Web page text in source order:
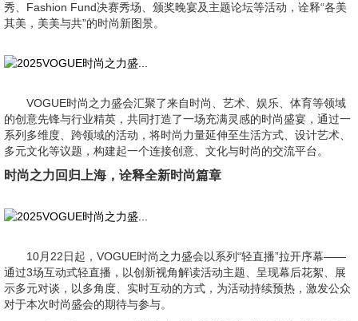
秀、Fashion Fund决赛秀场、颁奖晚宴及主题论坛等活动，诠释“各美
其美，美美与共”的时尚新图景。
VOGUE时尚之力盛会汇聚了来自时尚、艺术、娱乐、体育等领域
的创意先锋与行业精英，共同打造了一场充满灵感的时尚盛宴，通过一
系列多维度、跨领域的活动，将时尚力量延伸至生活方式、设计艺术、
多元文化等议题，构建起一个连接创意、文化与时尚的交流平台。
时尚之力回归上海，诠释全新时尚篇章
10月22日起，VOGUE时尚之力盛会以系列“轻直播”拉开序幕——
通过3场互动式轻直播，以创新视角解读活动主题、呈现幕后花絮、展
示多元对谈，以多角度、实时互动的方式，为活动持续预热，激发公众
对于本次时尚盛会的期待与参与。